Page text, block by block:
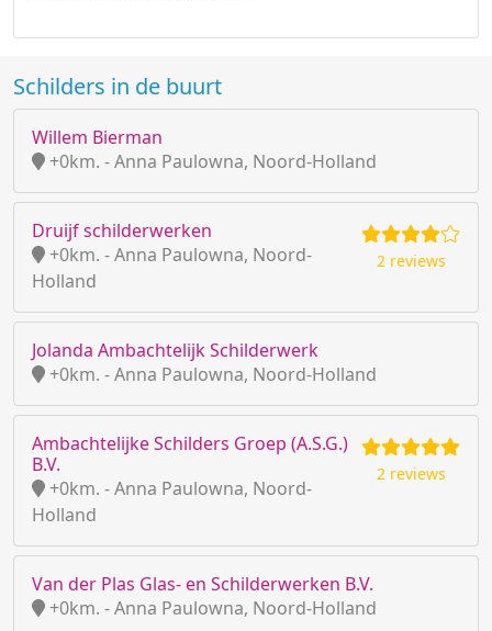
Schilders in de buurt
Willem Bierman
+0km. - Anna Paulowna, Noord-Holland
Druijf schilderwerken
+0km. - Anna Paulowna, Noord-
Holland
2 reviews
Jolanda Ambachtelijk Schilderwerk
+0km. - Anna Paulowna, Noord-Holland
Ambachtelijke Schilders Groep (A.S.G.)
B.V.
+0km. - Anna Paulowna, Noord-
Holland
2 reviews
Van der Plas Glas- en Schilderwerken B.V.
+0km. - Anna Paulowna, Noord-Holland